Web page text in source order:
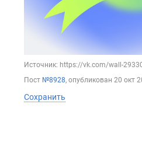
Источник: https://vk.com/wall-
Пост №8928, опубликован 20 окт
Сохранить